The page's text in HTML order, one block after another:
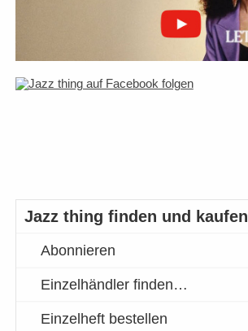
Jazz thing finden und kaufen
Abonnieren
Einzelhändler finden…
Einzelheft bestellen